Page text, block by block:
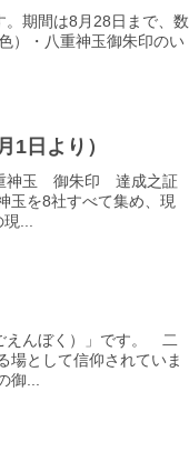
期間は8月28日まで、数
）・八重神玉御朱印のい
日より）
神玉 御朱印 達成之証
玉を8社すべて集め、現
...
えんぼく）」です。 二
場として信仰されていま
...